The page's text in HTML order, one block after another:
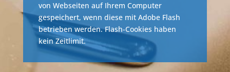
von Webseiten auf Ihrem Computer
gespeichert, wenn diese mit Adobe Flash
betrieben werden. Flash-Cookies haben
kein Zeitlimit.